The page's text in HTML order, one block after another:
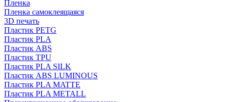
Пленка
Пленка самоклеящаяся
3D печать
Пластик PETG
Пластик PLA
Пластик ABS
Пластик TPU
Пластик PLA SILK
Пластик ABS LUMINOUS
Пластик PLA MATTE
Пластик PLA METALL